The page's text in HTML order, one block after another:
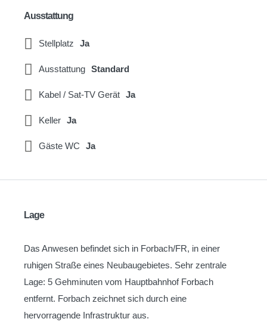
Ausstattung
Stellplatz Ja
Ausstattung Standard
Kabel / Sat-TV Gerät Ja
Keller Ja
Gäste WC Ja
Lage
Das Anwesen befindet sich in Forbach/FR, in einer
ruhigen Straße eines Neubaugebietes. Sehr zentrale
Lage: 5 Gehminuten vom Hauptbahnhof Forbach
entfernt. Forbach zeichnet sich durch eine
hervorragende Infrastruktur aus.